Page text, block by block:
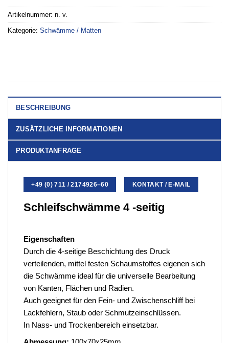
Artikelnummer: n. v.
Kategorie: Schwämme / Matten
BESCHREIBUNG
ZUSÄTZLICHE INFORMATIONEN
PRODUKTANFRAGE
+49 (0) 711 / 2174926–60 KONTAKT / E-MAIL
Schleifschwämme 4 -seitig
Eigenschaften
Durch die 4-seitige Beschichtung des Druck
verteilenden, mittel festen Schaumstoffes eigenen sich
die Schwämme ideal für die universelle Bearbeitung
von Kanten, Flächen und Radien.
Auch geeignet für den Fein- und Zwischenschliff bei
Lackfehlern, Staub oder Schmutzeinschlüssen.
In Nass- und Trockenbereich einsetzbar.